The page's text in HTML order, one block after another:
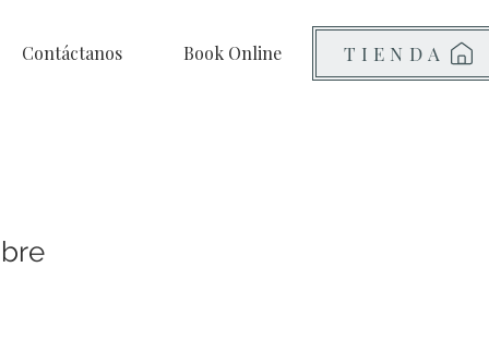
Contáctanos Book Online TIENDA